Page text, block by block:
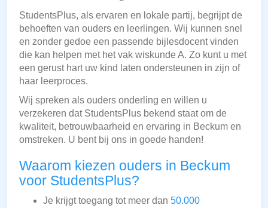
StudentsPlus, als ervaren en lokale partij, begrijpt de
behoeften van ouders en leerlingen. Wij kunnen snel
en zonder gedoe een passende bijlesdocent vinden
die kan helpen met het vak wiskunde A. Zo kunt u met
een gerust hart uw kind laten ondersteunen in zijn of
haar leerproces.
Wij spreken als ouders onderling en willen u
verzekeren dat StudentsPlus bekend staat om de
kwaliteit, betrouwbaarheid en ervaring in Beckum en
omstreken. U bent bij ons in goede handen!
Waarom kiezen ouders in Beckum
voor StudentsPlus?
Je krijgt toegang tot meer dan 50.000